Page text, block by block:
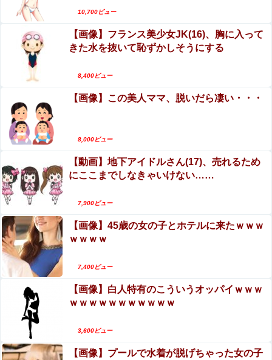
ｗｗｗｗｗ
【悲報】ちいかわ作者さん、「総額30億超」の大豪邸を建
てる！？ｗｗｗｗｗ
佐藤二朗さん主演の「踊る大捜査線」スピンオフドラマ、
正式に中止との報道他
【悲報】坂口杏里を家に住ませてあげた結果ｗｗｗｗ
【画像】のんさん(32)、意外と豊満な●●●●wwwwwww
赤紙を貰った息子「うあぁ…やっぱり怖えぇ」母親
「あんたぁ…」←こういう時代があったという事実
【画像】 サンモニの女子アナさん、日曜の朝から素材を提
供してしまう
Powered by livedoor 相互RSS
男子生徒が教師5人を殺すヤバすぎる動画が話題に
浅野こころ、ヌード写真集がエロい！朝ドラヒロ
イン系美少女、全裸乳首が美しい！
【動画】急病人？横須賀の国道16号でおかしな事
10,700ビュー
【画像】フランス美少女JK(16)、胸に入って
きた水を抜いて恥ずかしそうにする
8,400ビュー
【画像】この美人ママ、脱いだら凄い・・・
8,000ビュー
【動画】地下アイドルさん(17)、売れるため
にここまでしなきゃいけない……
7,900ビュー
【画像】45歳の女の子とホテルに来たｗｗｗ
ｗｗｗｗ
7,400ビュー
【画像】白人特有のこういうオッパイｗｗｗ
ｗｗｗｗｗｗｗｗｗｗｗ
3,600ビュー
【画像】プールで水着が脱げちゃった女の子